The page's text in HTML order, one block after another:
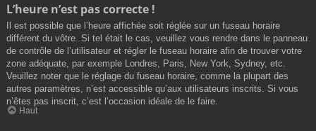
L’heure n’est pas correcte !
Il est possible que l’heure affichée soit réglée sur un fuseau horaire
différent du vôtre. Si tel était le cas, veuillez vous rendre dans le panneau
de contrôle de l’utilisateur et régler le fuseau horaire afin de trouver votre
zone adéquate, par exemple Londres, Paris, New York, Sydney, etc.
Veuillez noter que le réglage du fuseau horaire, comme la plupart des
autres paramètres, n’est accessible qu’aux utilisateurs inscrits. Si vous
n’êtes pas inscrit, c’est l’occasion idéale de le faire.
Haut